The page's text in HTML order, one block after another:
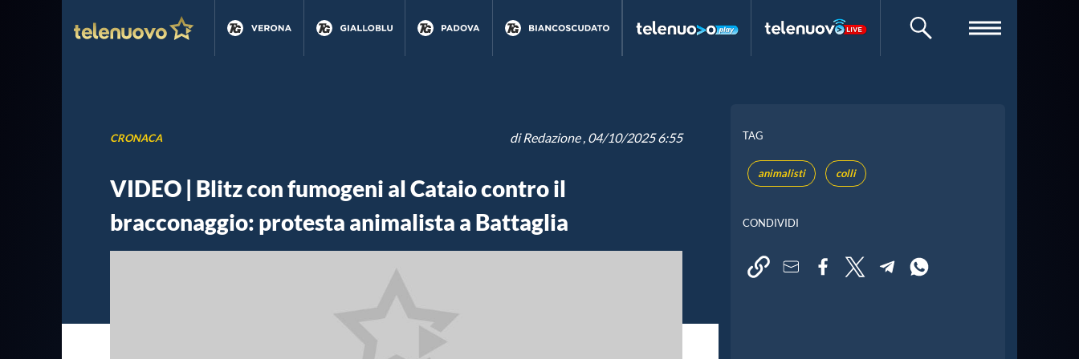
CERCA
CRONACA diRedazione, 04/10/2025 6:55
VIDEO | Blitz con fumogeni al Cataio contro il
bracconaggio: protesta animalista a Battaglia
TAG
animalisti colli
CONDIVIDI